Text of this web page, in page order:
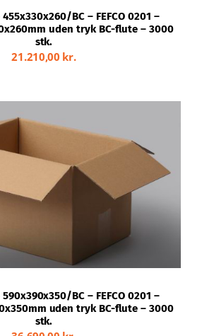
BC – FEFCO 0201 –
uden tryk BC-flute – 3000
stk.
21.210,00 kr.
TILFØJ TIL KURV
BC – FEFCO 0201 –
uden tryk BC-flute – 3000
stk.